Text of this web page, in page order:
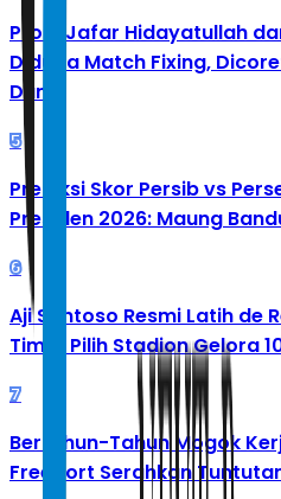
Profil Jafar Hidayatullah
Diduga Match Fixing,
Dunia
5
Prediksi Skor Persib vs
Presiden 2026: Maung
6
Aji Santoso Resmi Latih de
Timur Pilih Stadion Gelora
7
Bertahun-Tahun Mogok
Freeport Serahkan